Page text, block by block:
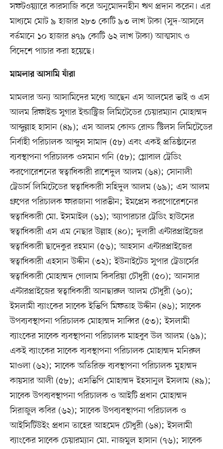
সফটওয়্যারে কারসাজি করে অনুমোদনহীন ঋণ প্রদান করেন। এর
মাধ্যমে মোট ৯ হাজার ২৮৩ কোটি ৯৩ লাখ টাকা (সুদ-আসলে
বর্তমানে ১০ হাজার ৪৭৯ কোটি ৬২ লাখ টাকা) আত্মসাৎ ও
বিদেশে পাচার করা হয়েছে।
মামলার আসামি যাঁরা
মামলার অন্য আসামিদের মধ্যে আছেন এস আলমের ভাই ও এস
আলম রিফাইন্ড সুগার ইন্ডাস্ট্রিজ লিমিটেডের চেয়ারম্যান মোহাম্মদ
আব্দুল্লাহ হাসান (৪৯); এস আলম কোল্ড রোল্ড স্টিলস লিমিটেডের
নির্বাহী পরিচালক আব্দুস সামাদ (৫৮) এবং একই প্রতিষ্ঠানের
ব্যবস্থাপনা পরিচালক ওসমান গনি (৫৮); গ্লোবাল ট্রেডিং
করপোরেশনের স্বত্বাধিকারী রাশেদুল আলম (৬৪); সোনালী
ট্রেডার্স লিমিটেডের স্বত্বাধিকারী সহিদুল আলম (৬৯); এস আলম
গ্রুপের পরিচালক ফারজানা পারভীন; ইমপ্রেস করপোরেশনের
স্বত্বাধিকারী মো. ইসমাইল (৬১); অ্যাপারচার ট্রেডিং হাউসের
স্বত্বাধিকারী এস এম নেছার উল্লাহ (৪০); দুলারী এন্টারপ্রাইজের
স্বত্বাধিকারী ছাদেকুর রহমান (৫৬); আহসান এন্টারপ্রাইজের
স্বত্বাধিকারী এহসান উদ্দীন (৩২); ইউনাইটেড সুপার ট্রেডার্সের
স্বত্বাধিকারী মোহাম্মদ গোলাম কিবরিয়া চৌধুরী (৫০); আনসার
এন্টারপ্রাইজের স্বত্বাধিকারী আনছারুল আলম চৌধুরী (৬০);
ইসলামী ব্যাংকের সাবেক ইভিপি মিফতাহ উদ্দীন (৪৬); সাবেক
উপব্যবস্থাপনা পরিচালক মোহাম্মদ সাব্বির (৫৩); ইসলামী
ব্যাংকের সাবেক ব্যবস্থাপনা পরিচালক মাহবুব উল আলম (৬৯);
একই ব্যাংকের সাবেক ব্যবস্থাপনা পরিচালক মোহাম্মদ মনিরুল
মাওলা (৬২); সাবেক অতিরিক্ত ব্যবস্থাপনা পরিচালক মুহাম্মদ
কায়সার আলী (৫৮); এসভিপি মোহাম্মদ ইহসানুল ইসলাম (৪৯);
সাবেক উপব্যবস্থাপনা পরিচালক ও আইটি প্রধান মোহাম্মদ
সিরাজুল কবির (৬২); সাবেক উপব্যবস্থাপনা পরিচালক ও
আইসিটিউইং প্রধান তাহের আহমেদ চৌধুরী (৬৪); ইসলামী
ব্যাংকের সাবেক চেয়ারম্যান মো. নাজমুল হাসান (৭৬); সাবেক